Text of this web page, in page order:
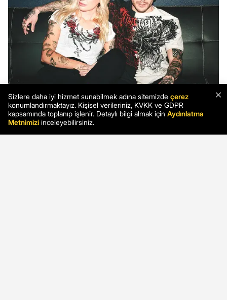
×
Sizlere daha iyi hizmet sunabilmek adına sitemizde çerez
konumlandırmaktayız. Kişisel verileriniz, KVKK ve GDPR
kapsamında toplanıp işlenir. Detaylı bilgi almak için Aydınlatma
Metnimizi inceleyebilirsiniz.